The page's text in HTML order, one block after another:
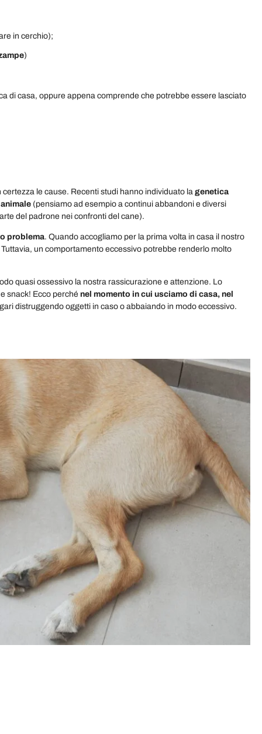
in cerchio);
)
di casa, oppure appena comprende che potrebbe essere lasciato
le cause. Recenti studi hanno individuato la genetica
(pensiamo ad esempio a continui abbandoni e diversi
del padrone nei confronti del cane).
problema. Quando accogliamo per la prima volta in casa il nostro
un comportamento eccessivo potrebbe renderlo molto
quasi ossessivo la nostra rassicurazione e attenzione. Lo
snack! Ecco perché nel momento in cui usciamo di casa, nel
distruggendo oggetti in caso o abbaiando in modo eccessivo.